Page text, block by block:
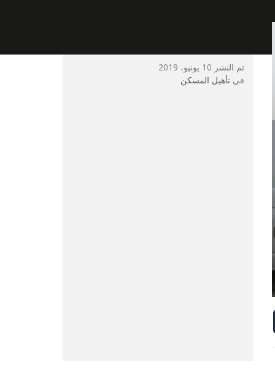
تم النشر 10 يونيو، 2019
في تأهيل المسكن